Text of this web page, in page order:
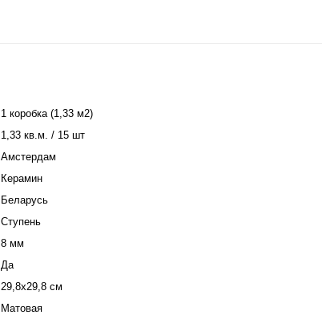
1 коробка (1,33 м2)
1,33 кв.м. / 15 шт
Амстердам
Керамин
Беларусь
Ступень
8 мм
Да
29,8х29,8 см
Матовая